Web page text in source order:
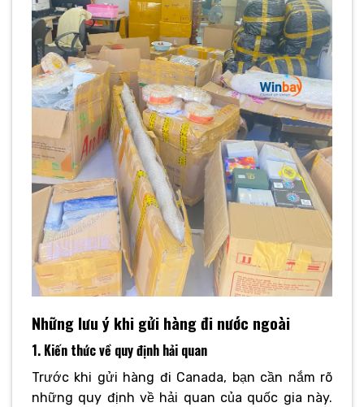
Những lưu ý khi gửi hàng đi nước ngoài
1. Kiến thức về quy định hải quan
Trước khi gửi hàng đi Canada, bạn cần nắm rõ
những quy định về hải quan của quốc gia này.